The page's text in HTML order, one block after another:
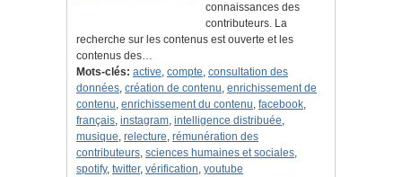
connaissances des
contributeurs. La
recherche sur les contenus est ouverte et les
contenus des…
Mots-clés: active, compte, consultation des
données, création de contenu, enrichissement de
contenu, enrichissement du contenu, facebook,
français, instagram, intelligence distribuée,
musique, relecture, rémunération des
contributeurs, sciences humaines et sociales,
spotify, twitter, vérification, youtube